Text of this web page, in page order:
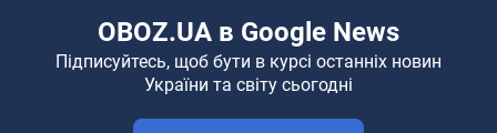
OBOZ.UA в Google News
Підписуйтесь, щоб бути в курсі останніх новин
України та світу сьогодні